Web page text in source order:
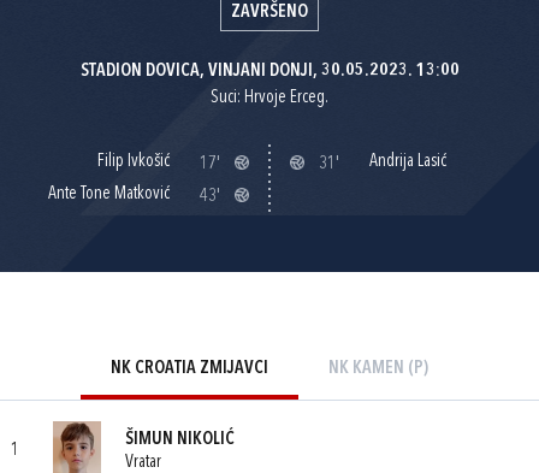
ZAVRŠENO
STADION DOVICA, VINJANI DONJI, 30.05.2023. 13:00
Suci: Hrvoje Erceg.
Filip Ivkošić
17'
Ante Tone Matković
43'
31' Andrija Lasić
NK CROATIA ZMIJAVCI NK KAMEN (P)
1
ŠIMUN NIKOLIĆ
Vratar